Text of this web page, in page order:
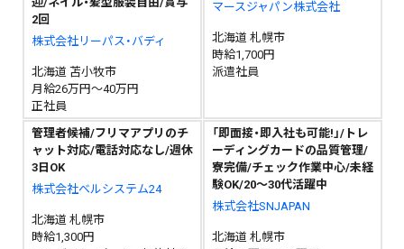
2回
株式会社リーパス・バディ
北海道 苫小牧市
月給26万円～40万円
正社員
マースジャパン株式会社
北海道 札幌市
時給1,700円
派遣社員
管理者候補/フリマアプリのチ
ャット対応/電話対応なし/週休
3日OK
株式会社ベルシステム24
北海道 札幌市
時給1,300円
「即面接・即入社も可能!」/トレ
ーディングカードの品質管理/
寮完備/チェック作業中心/未経
験OK/20〜30代活躍中
株式会社SNJAPAN
北海道 札幌市